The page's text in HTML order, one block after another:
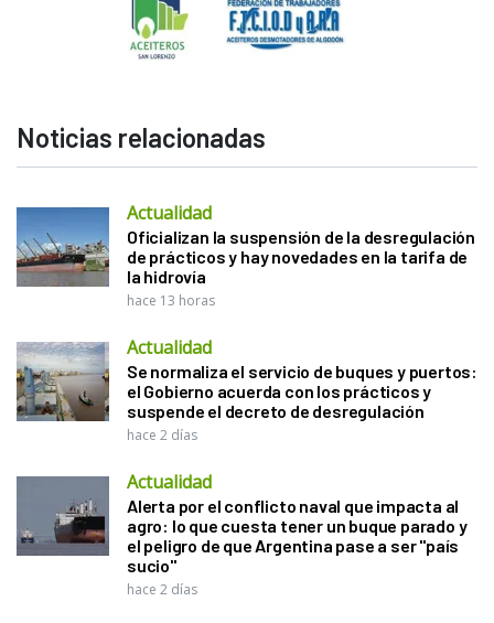
Noticias relacionadas
Actualidad
Oficializan la suspensión de la desregulación
de prácticos y hay novedades en la tarifa de
la hidrovía
hace 13 horas
Actualidad
Se normaliza el servicio de buques y puertos:
el Gobierno acuerda con los prácticos y
suspende el decreto de desregulación
hace 2 días
Actualidad
Alerta por el conflicto naval que impacta al
agro: lo que cuesta tener un buque parado y
el peligro de que Argentina pase a ser "país
sucio"
hace 2 días